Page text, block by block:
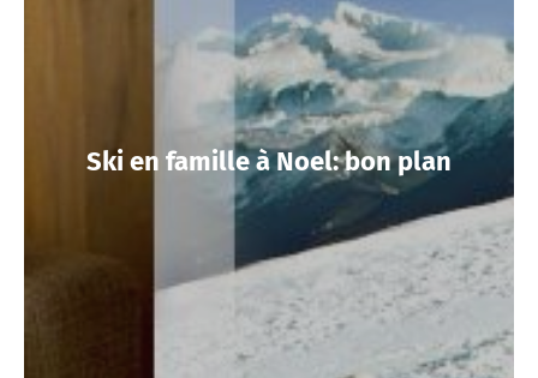
Ski en famille à Noel: bon plan